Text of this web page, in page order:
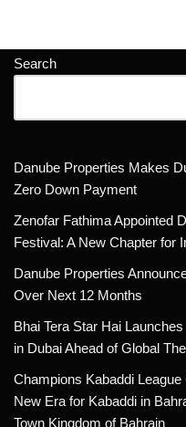
Search
Danube Properties Makes
Zero Down Payment
Zenofar Fathima Appointed
Festival: A New Chapter for
Danube Properties
Over Next 12 Months
Bhai Tera Star Hai
in Dubai Ahead of Global
Champions Kabaddi
New Era for Kabaddi in
Town Kingdom of Bahrain